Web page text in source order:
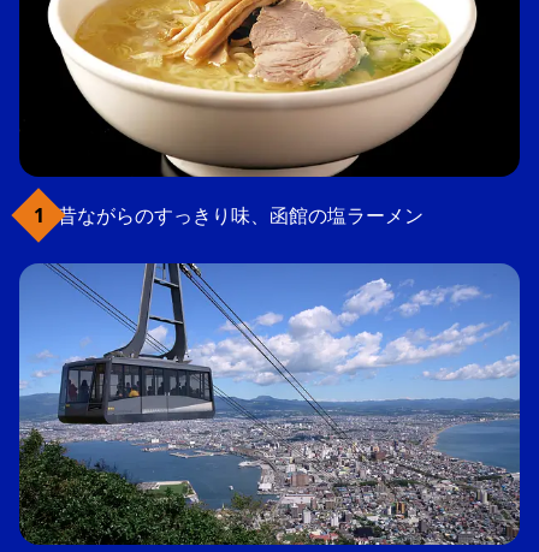
昔ながらのすっきり味、函館の塩ラーメン